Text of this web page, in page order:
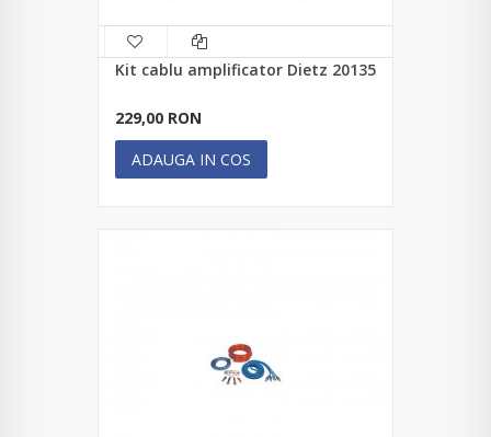
Kit cablu amplificator Dietz 20135
229,00 RON
ADAUGA IN COS